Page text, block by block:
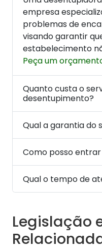
empresa
problemas de
visando garantir
estabelecimento
Peça um
Quanto custa o
desentupimento?
Qual a garantia do
Como posso
Qual o tempo de
Legislação